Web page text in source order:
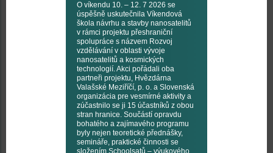
O víkendu 10. – 12. 7 2026 se
úspěšně uskutečnila Víkendová
škola návrhu a stavby nanosatelitů
v rámci projektu přeshraniční
spolupráce s názvem Rozvoj
vzdělávání v oblasti vývoje
nanosatelitů a kosmických
technologií. Akci pořádali oba
partneři projektu, Hvězdárna
Valašské Meziříčí, p. o. a Slovenská
organizácia pre vesmírné aktivity a
zúčastnilo se ji 15 účastníků z obou
stran hranice. Součástí opravdu
bohatého a zajímavého programu
byly nejen teoretické přednášky,
semináře, praktické činnosti se
složením Schoolsatů – výukového